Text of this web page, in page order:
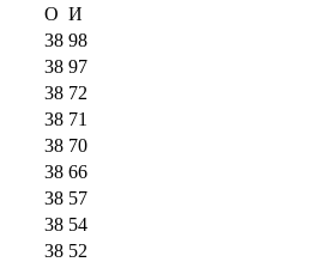
О И
38 98
38 97
38 72
38 71
38 70
38 66
38 57
38 54
38 52